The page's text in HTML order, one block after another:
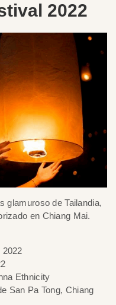
2022
glamuroso de Tailandia,
en Chiang Mai.
2022
Ethnicity
San Pa Tong, Chiang